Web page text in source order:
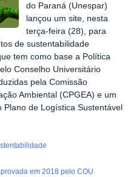
do Paraná (Unespar)
lançou um site, nesta
terça-feira (28), para
de sustentabilidade
tem como base a Política
Conselho Universitário
pela Comissão
Ambiental (CPGEA) e um
de Logística Sustentável
em 2018 pelo COU